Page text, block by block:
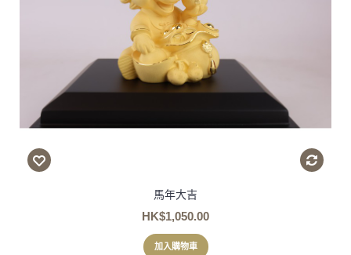
馬年大吉
HK$1,050.00
加入購物車